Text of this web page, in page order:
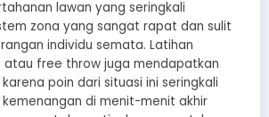
lawan yang seringkali
zona yang sangat rapat dan sulit
individu semata. Latihan
atau free throw juga mendapatkan
poin dari situasi ini seringkali
di menit-menit akhir